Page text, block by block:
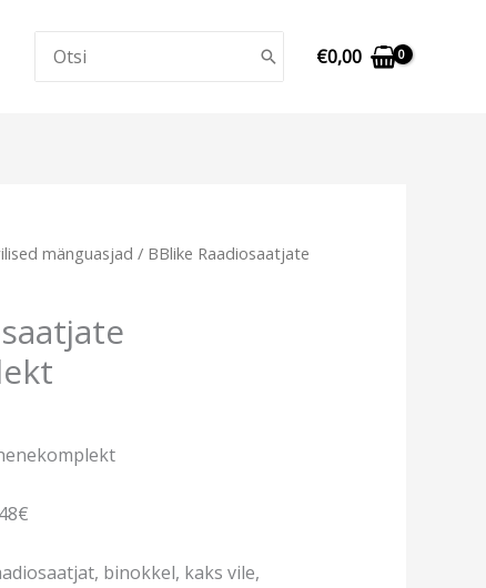
for:
€0,00
mänguasjad / BBlike Raadiosaatjate
binokkel, kaks vile,